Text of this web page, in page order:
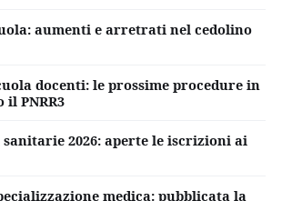
aumenti e arretrati nel cedolino
docenti: le prossime procedure in
PNRR3
2026: aperte le iscrizioni ai
medica: pubblicata la